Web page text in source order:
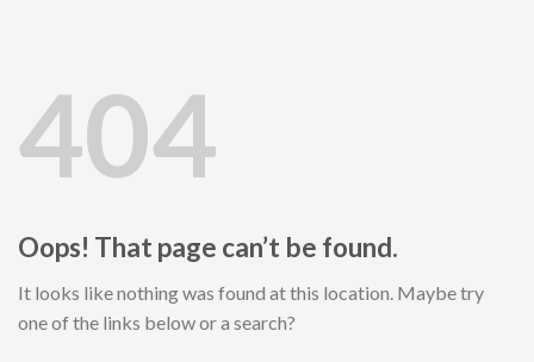
404
Oops! That page can’t be found.
It looks like nothing was found at this location. Maybe try
one of the links below or a search?